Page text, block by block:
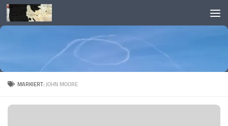
Skip to content
MARKIERT: JOHN MOORE